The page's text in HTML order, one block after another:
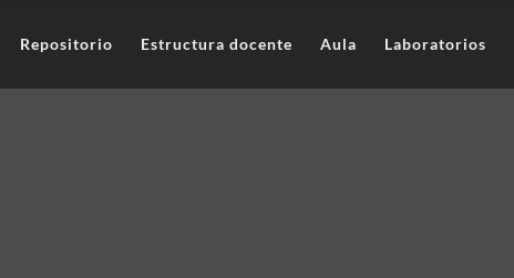
Repositorio Estructura docente Aula Laboratorios